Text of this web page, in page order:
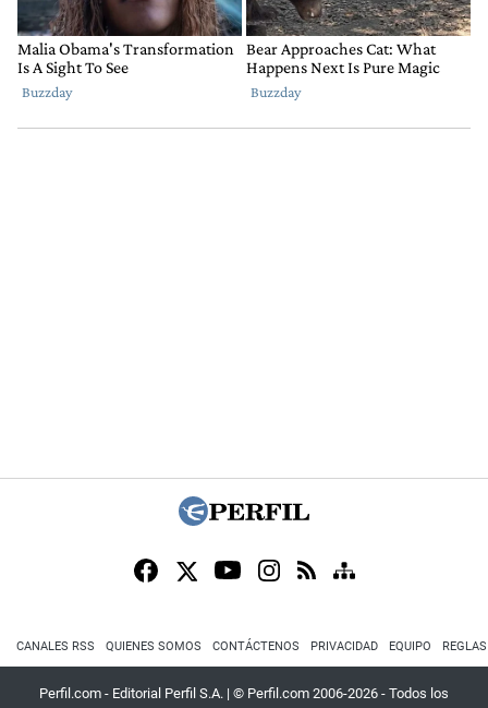
CANALES RSS QUIENES SOMOS CONTÁCTENOS PRIVACIDAD EQUIPO
Perfil.com - Editorial Perfil S.A. | © Perfil.com 2006-2026 - Todos los